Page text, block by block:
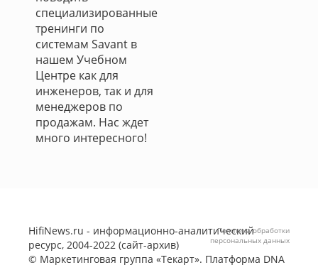
специализированные
тренинги по
системам Savant в
нашем Учебном
Центре как для
инженеров, так и для
менеджеров по
продажам. Нас ждет
много интересного!
HifiNews.ru - информационно-аналитический
ресурс, 2004-2022 (сайт-архив)
© Маркетинговая группа «Текарт». Платформа DNA
Политика обработки
персональных данных